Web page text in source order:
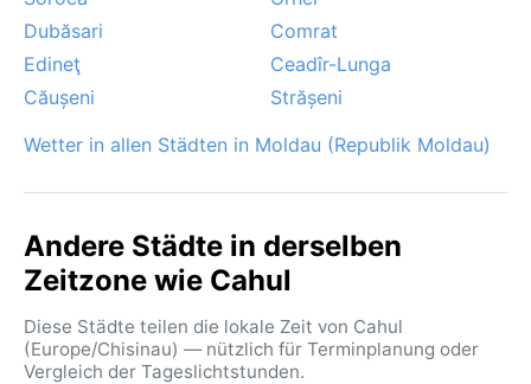
Reiseverkehr behindern, während im Sommer
Gewitter bringen oft kurzzeitige Abkühlung. Ein
markantes Phänomen ist der dunstige, fast neblige
Morgenhimmel in den Flussniederungen, der die
Landschaft in ein sanftes Licht taucht.
Dubăsari
Comrat
Edineţ
Ceadîr-Lunga
Căușeni
Strășeni
Wetter in allen Städten in Moldau (Republik Moldau)
Andere Städte in derselben
Zeitzone wie Cahul
Diese Städte teilen die lokale Zeit von Cahul
(Europe/Chisinau) — nützlich für Terminplanung oder
Vergleich der Tageslichtstunden.